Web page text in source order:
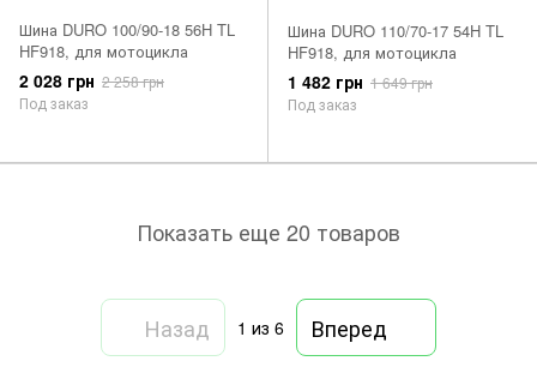
Шина DURO 100/90-18 56H TL
HF918, для мотоцикла
2 028 грн 2 258 грн
Под заказ
Шина DURO 110/70-17 54H TL
HF918, для мотоцикла
1 482 грн 1 649 грн
Под заказ
Показать еще 20 товаров
Назад 1 из 6 Вперед